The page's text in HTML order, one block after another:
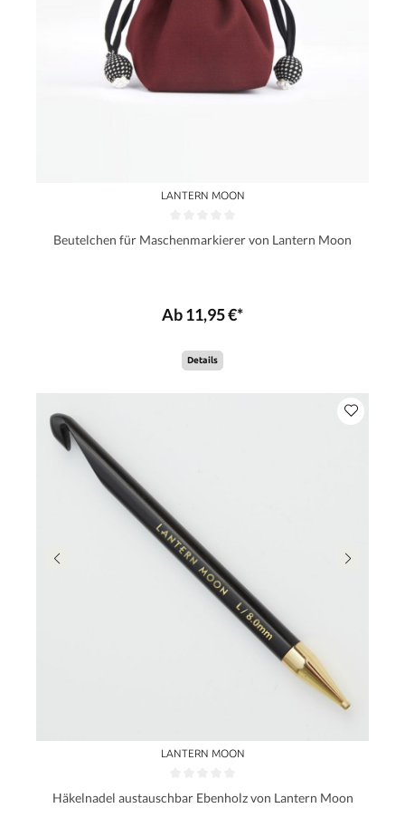
LANTERN MOON
Beutelchen für Maschenmarkierer von Lantern Moon
Ab 11,95 €*
Details
LANTERN MOON
Häkelnadel austauschbar Ebenholz von Lantern Moon